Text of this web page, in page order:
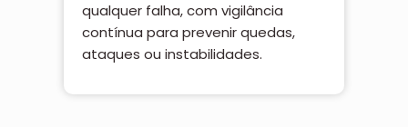
qualquer falha, com vigilância
contínua para prevenir quedas,
ataques ou instabilidades.